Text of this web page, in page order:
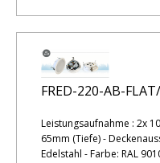
FRED-220-AB-
Leistungsaufnahme : 2x
65mm (Tiefe) -
Edelstahl - Farbe: RAL